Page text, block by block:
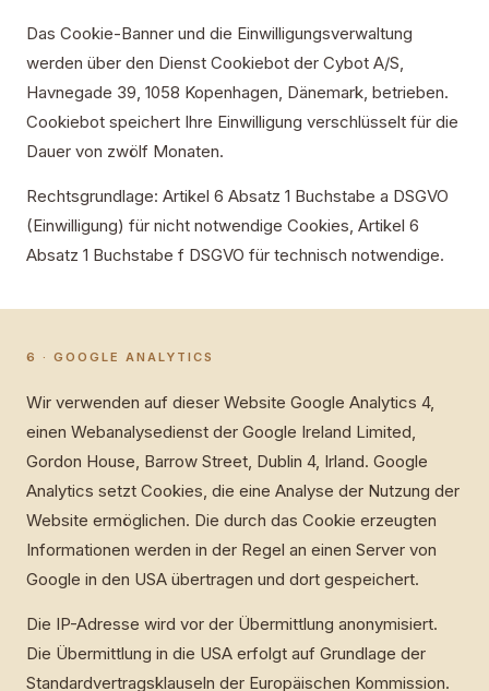
Das Cookie-Banner und die Einwilligungsverwaltung
werden über den Dienst Cookiebot der Cybot A/S,
Havnegade 39, 1058 Kopenhagen, Dänemark, betrieben.
Cookiebot speichert Ihre Einwilligung verschlüsselt für die
Dauer von zwölf Monaten.
Rechtsgrundlage: Artikel 6 Absatz 1 Buchstabe a DSGVO
(Einwilligung) für nicht notwendige Cookies, Artikel 6
Absatz 1 Buchstabe f DSGVO für technisch notwendige.
6 · GOOGLE ANALYTICS
Wir verwenden auf dieser Website Google Analytics 4,
einen Webanalysedienst der Google Ireland Limited,
Gordon House, Barrow Street, Dublin 4, Irland. Google
Analytics setzt Cookies, die eine Analyse der Nutzung der
Website ermöglichen. Die durch das Cookie erzeugten
Informationen werden in der Regel an einen Server von
Google in den USA übertragen und dort gespeichert.
Die IP-Adresse wird vor der Übermittlung anonymisiert.
Die Übermittlung in die USA erfolgt auf Grundlage der
Standardvertragsklauseln der Europäischen Kommission.